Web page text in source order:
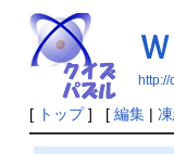
[ トップ] [ 編集|